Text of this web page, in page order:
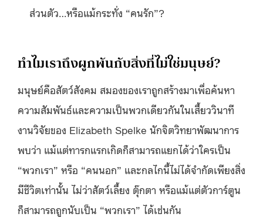
ส่วนตัว…หรือแม้กระทั่ง “คนรัก”?
ทำไมเราถึงผูกพันกับสิ่งที่ไม่ใช่มนุษย์?
มนุษย์คือสัตว์สังคม สมองของเราถูกสร้างมาเพื่อค้นหา
ความสัมพันธ์และความเป็นพวกเดียวกันในเสี้ยววินาที
งานวิจัยของ Elizabeth Spelke นักจิตวิทยาพัฒนาการ
พบว่า แม้แต่ทารกแรกเกิดก็สามารถแยกได้ว่าใครเป็น
“พวกเรา” หรือ “คนนอก” และกลไกนี้ไม่ได้จำกัดเพียงสิ่ง
มีชีวิตเท่านั้น ไม่ว่าสัตว์เลี้ยง ตุ๊กตา หรือแม้แต่ตัวการ์ตูน
ก็สามารถถูกนับเป็น “พวกเรา” ได้เช่นกัน